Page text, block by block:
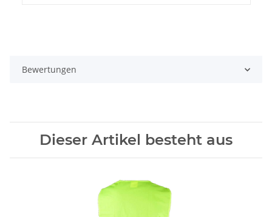
Bewertungen
Dieser Artikel besteht aus